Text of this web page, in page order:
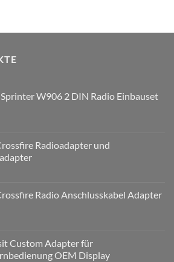
W906 2 DIN Radio Einbauset
Radioadapter und
Radio Anschlusskabel Adapter
Custom Adapter für
OEM Display